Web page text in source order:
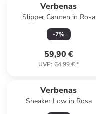
Verbenas
Slipper Carmen in Rosa
-7%
59,90 €
UVP: 64,99 €*
Verbenas
Sneaker Low in Rosa